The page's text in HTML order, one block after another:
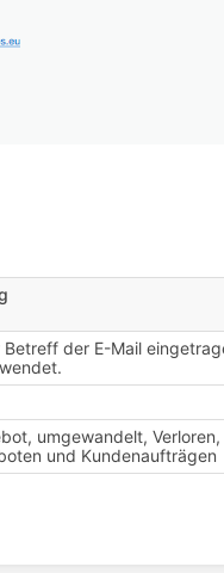
Betreff der E-Mail
umgewandelt,
und Kundenaufträgen